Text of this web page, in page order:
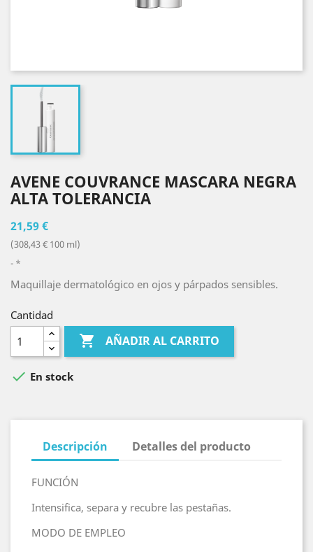
AVENE COUVRANCE MASCARA NEGRA
ALTA TOLERANCIA
21,59 €
(308,43 € 100 ml)
*
Maquillaje dermatológico en ojos y párpados sensibles.
Cantidad
 AÑADIR AL CARRITO
 En stock
Descripción Detalles del producto
FUNCIÓN
Intensifica, separa y recubre las pestañas.
MODO DE EMPLEO